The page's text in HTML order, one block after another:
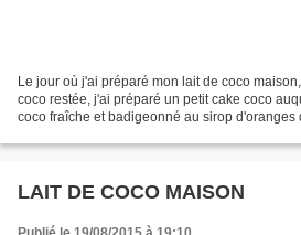
Le jour où j'ai préparé mon lait de coco
coco restée, j'ai préparé un petit cake coco
coco fraîche et badigeonné au sirop d'oranges
LAIT DE COCO MAISON